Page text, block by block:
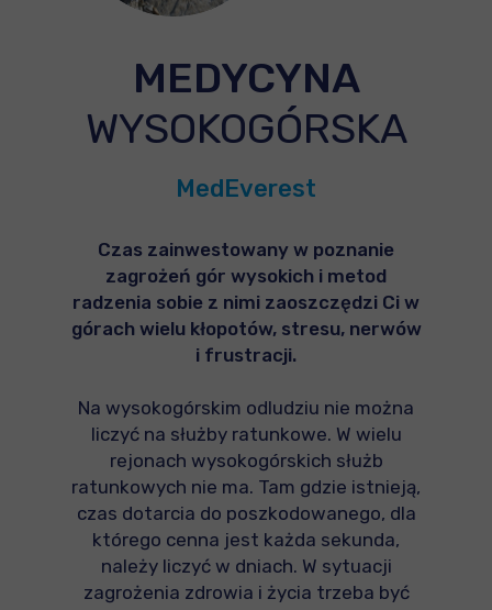
MEDYCYNA
WYSOKOGÓRSKA
MedEverest
Czas zainwestowany w poznanie
zagrożeń gór wysokich i metod
radzenia sobie z nimi zaoszczędzi Ci w
górach wielu kłopotów, stresu, nerwów
i frustracji.
Na wysokogórskim odludziu nie można
liczyć na służby ratunkowe. W wielu
rejonach wysokogórskich służb
ratunkowych nie ma. Tam gdzie istnieją,
czas dotarcia do poszkodowanego, dla
którego cenna jest każda sekunda,
należy liczyć w dniach. W sytuacji
zagrożenia zdrowia i życia trzeba być